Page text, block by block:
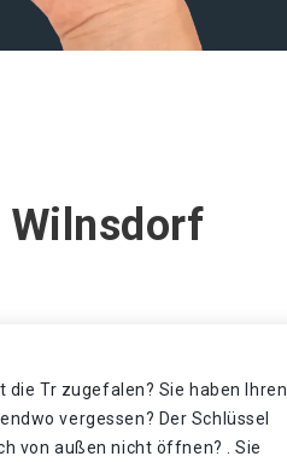
Wilnsdorf
die Tr zugefalen? Sie haben Ihren
vergessen? Der Schlüssel
von außen nicht öffnen? . Sie